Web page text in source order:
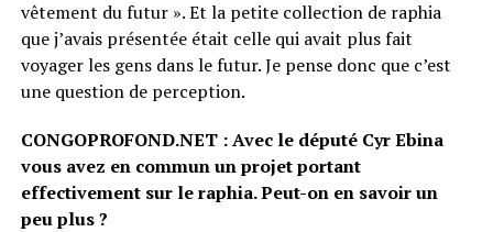
vêtement du futur ». Et la petite collection de raphia
que j’avais présentée était celle qui avait plus fait
voyager les gens dans le futur. Je pense donc que c’est
une question de perception.
CONGOPROFOND.NET : Avec le député Cyr Ebina
vous avez en commun un projet portant
effectivement sur le raphia. Peut-on en savoir un
peu plus ?